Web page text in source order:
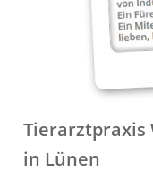
Tierarztpraxis
in Lünen